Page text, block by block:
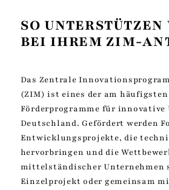
SO
BEI IHREM ZIM-
Das Zentrale
(ZIM) ist eines der am
Förderprogramme für innovative
Deutschland. Gefördert werden
Entwicklungsprojekte, die
hervorbringen und die
mittelständischer Unternehmen
Einzelprojekt oder gemeinsam